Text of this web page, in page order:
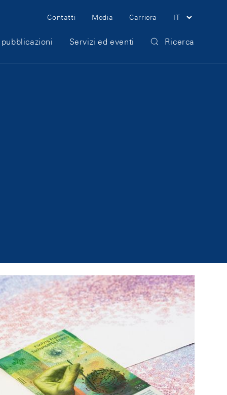
Meta Navigation
Contatti Media Carriera IT
Servizi ed eventi Ricerca
deciso di
nei suoi molteplici